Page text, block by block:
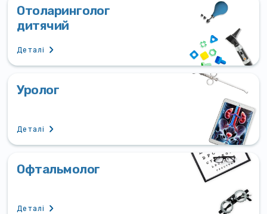
Отоларинголог
дитячий
Деталі
Уролог
Деталі
Офтальмолог
Деталі